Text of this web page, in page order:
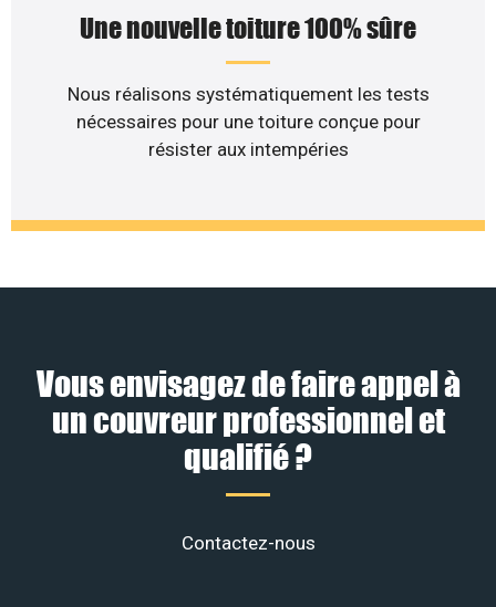
Une nouvelle toiture 100% sûre
Nous réalisons systématiquement les tests
nécessaires pour une toiture conçue pour
résister aux intempéries
Vous envisagez de faire appel à
un couvreur professionnel et
qualifié ?
Contactez-nous